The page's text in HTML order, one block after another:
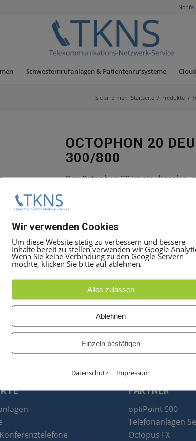
Schwesternrufanlagen & Patientenrufsysteme
Sie sind hier: Startseite / Produkte /
OCTOPHON 20
300/800
Das Octophon 20 ist ein digitales,
Für Anfragen und Support
oder per E-Mail an
Beschreibung :
12-teilige Zifferntastatur
3 allgemeine Funktionstasten mit
Je eine Plus-/Minustaste
Abmessungen (B/H/T in mm):
PARTNER
optiPoint 500
Telefonanlagen
Octopus FX
Wir verwenden Cookies
Um diese Website stetig zu verbessern und bessere
Inhalte bereit zu stellen verwenden wir Google
Wenn Sie keine Verbindung zu den Google-Servern
möchte, klicken Sie bitte auf ablehnen.
Alles zulassen
Ablehnen
Einzeln bestätigen
Datenschutz | Impressum